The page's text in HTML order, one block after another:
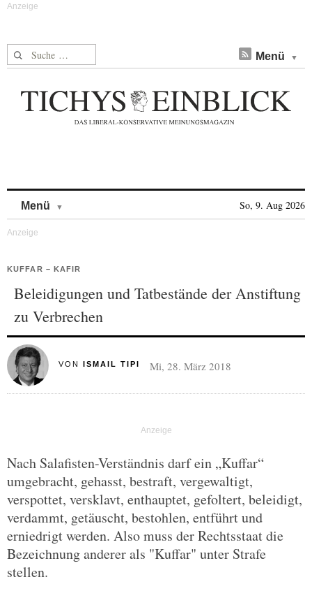
Suche nach: Menü
Menü So, 9. Aug 2026
KUFFAR – KAFIR
Beleidigungen und Tatbestände der Anstiftung
zu Verbrechen
VON ISMAIL TIPI Mi, 28. März 2018
Nach Salafisten-Verständnis darf ein „Kuffar“
umgebracht, gehasst, bestraft, vergewaltigt,
verspottet, versklavt, enthauptet, gefoltert, beleidigt,
verdammt, getäuscht, bestohlen, entführt und
erniedrigt werden. Also muss der Rechtsstaat die
Bezeichnung anderer als "Kuffar" unter Strafe
stellen.